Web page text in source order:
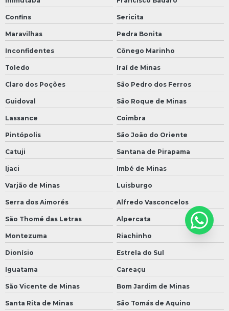
Confins Sericita
Maravilhas Pedra Bonita
Inconfidentes Cônego Marinho
Toledo Iraí de Minas
Claro dos Poções São Pedro dos Ferros
Guidoval São Roque de Minas
Lassance Coimbra
Pintópolis São João do Oriente
Catuji Santana de Pirapama
Ijaci Imbé de Minas
Varjão de Minas Luisburgo
Serra dos Aimorés Alfredo Vasconcelos
São Thomé das Letras Alpercata
Montezuma Riachinho
Dionísio Estrela do Sul
Iguatama Careaçu
São Vicente de Minas Bom Jardim de Minas
Santa Rita de Minas São Tomás de Aquino